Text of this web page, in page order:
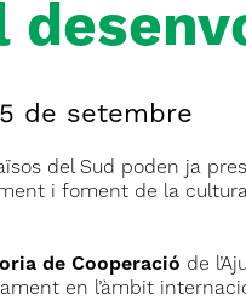
de setembre
del Sud poden ja
i foment de la
de Cooperació de
en l’àmbit